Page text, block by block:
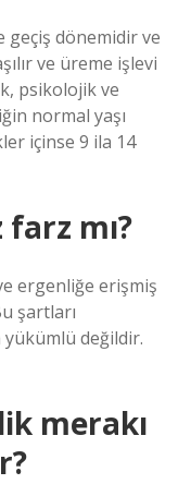
geçiş dönemidir ve
ve üreme işlevi
psikolojik ve
normal yaşı
içinse 9 ila 14
farz mı?
ergenliğe erişmiş
şartları
yükümlü değildir.
merakı